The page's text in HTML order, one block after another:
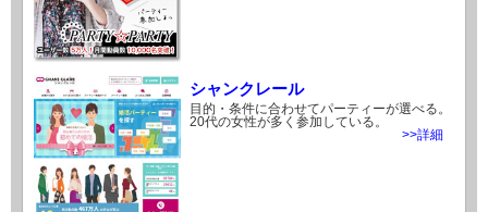
シャンクレール
目的・条件に合わせてパーティーが選べる。
20代の女性が多く参加している。
>>詳細